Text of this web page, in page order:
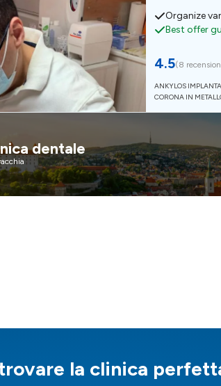
Organize
Best offer
4.5(8
ANKYLOS
CORONA IN
dentale
la clinica